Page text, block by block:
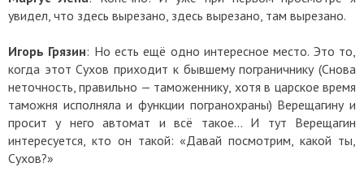
увидел, что здесь вырезано, здесь вырезано, там вырезано.
Игорь Грязин: Но есть ещё одно интересное место. Это то,
когда этот Сухов приходит к бывшему пограничнику (Снова
неточность, правильно — таможеннику, хотя в царское время
таможня исполняла и функции погранохраны) Верещагину и
просит у него автомат и всё такое... И тут Верещагин
интересуется, кто он такой: «Давай посмотрим, какой ты,
Сухов?»